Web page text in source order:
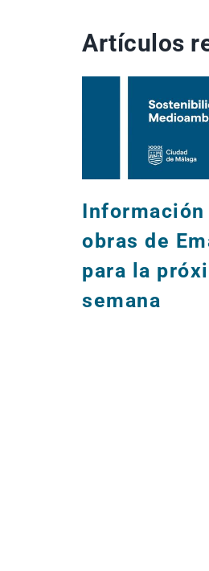
Artículos
Información
obras de
para la
semana